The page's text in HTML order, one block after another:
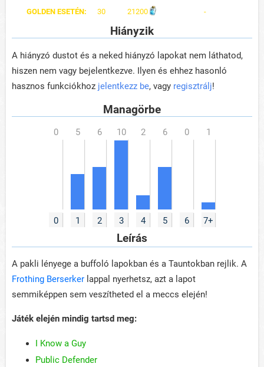
GOLDEN ESETÉN:
30 21200 -
Hiányzik
A hiányzó dustot és a neked hiányzó lapokat nem láthatod,
hiszen nem vagy bejelentkezve. Ilyen és ehhez hasonló
hasznos funkciókhoz jelentkezz be, vagy regisztrálj!
Managörbe
0 1 2 3 4 5 6 7+
Leírás
A pakli lényege a buffoló lapokban és a Tauntokban rejlik. A
Frothing Berserker lappal nyerhetsz, azt a lapot
semmiképpen sem veszítheted el a meccs elején!
Játék elején mindig tartsd meg:
I Know a Guy
Public Defender